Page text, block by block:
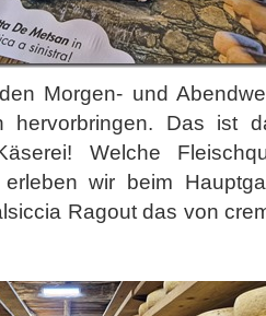
Morgen- und
hervorbringen. Das ist
Welche
erleben wir beim
Ragout das von